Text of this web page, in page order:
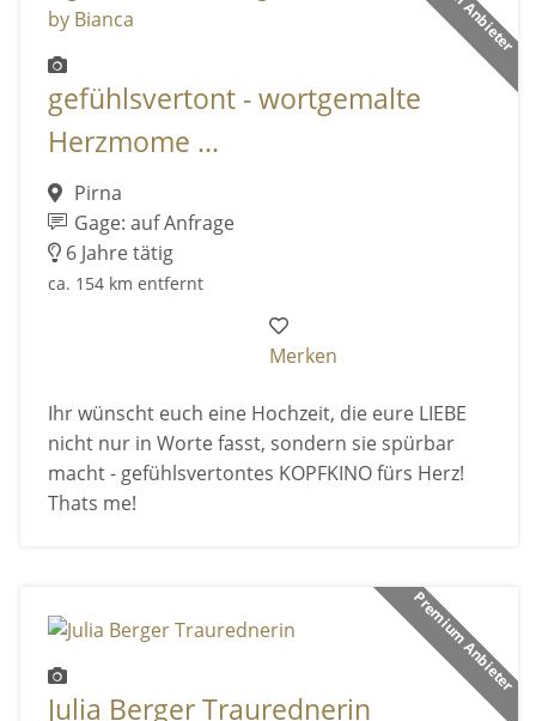
gefühlsvertont - wortgemalte
Herzmome ...
Pirna
Gage: auf Anfrage
6 Jahre tätig
ca. 154 km entfernt
Merken
Ihr wünscht euch eine Hochzeit, die eure LIEBE
nicht nur in Worte fasst, sondern sie spürbar
macht - gefühlsvertontes KOPFKINO fürs Herz!
Thats me!
Premium Anbieter
Julia Berger Traurednerin